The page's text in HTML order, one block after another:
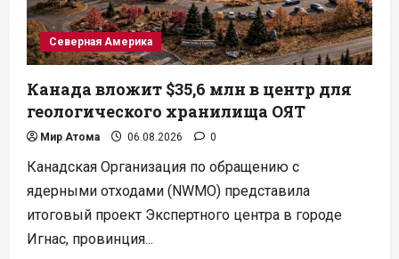
Северная Америка
Канада вложит $35,6 млн в центр для
геологического хранилища ОЯТ
Мир Атома 06.08.2026 0
Канадская Организация по обращению с
ядерными отходами (NWMO) представила
итоговый проект Экспертного центра в городе
Игнас, провинция...